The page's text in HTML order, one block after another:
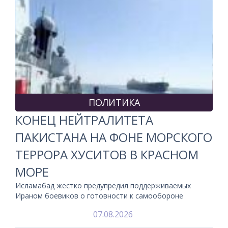
ПОЛИТИКА
КОНЕЦ НЕЙТРАЛИТЕТА
ПАКИСТАНА НА ФОНЕ МОРСКОГО
ТЕРРОРА ХУСИТОВ В КРАСНОМ
МОРЕ
Исламабад жестко предупредил поддерживаемых
Ираном боевиков о готовности к самообороне
07.08.2026